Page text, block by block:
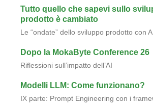
Tutto quello che sapevi sullo
prodotto è cambiato
Le “ondate” dello sviluppo prodotto con AI
Dopo la MokaByte Conference 26
Riflessioni sull’impatto dell’AI
Modelli LLM: Come funzionano?
IX parte: Prompt Engineering con i